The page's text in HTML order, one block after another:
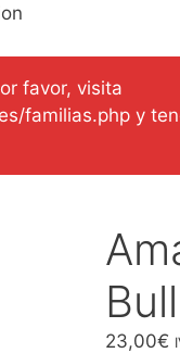
favor, visita
familias.php y
23,00€